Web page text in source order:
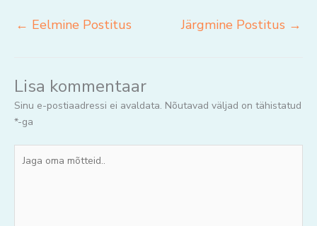
← Eelmine Postitus Järgmine Postitus →
Lisa kommentaar
Sinu e-postiaadressi ei avaldata. Nõutavad väljad on tähistatud
*-ga
oma